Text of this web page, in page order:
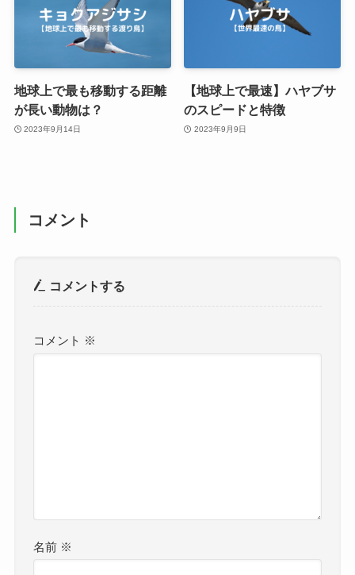
地球上で最も移動する距離
が長い動物は？
2023年9月14日
【地球上で最速】ハヤブサ
のスピードと特徴
2023年9月9日
コメント
コメントする
コメント ※
名前 ※